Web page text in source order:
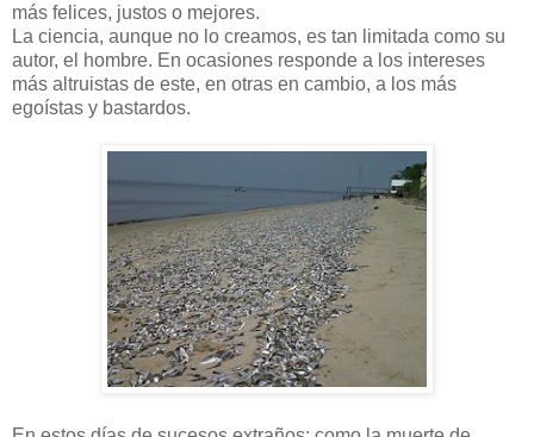
más felices, justos o mejores.
La ciencia, aunque no lo creamos, es tan limitada como su
autor, el hombre. En ocasiones responde a los intereses
más altruistas de este, en otras en cambio, a los más
egoístas y bastardos.